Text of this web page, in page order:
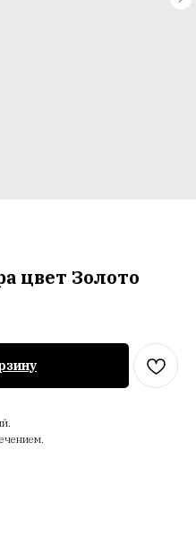
цвет Золото